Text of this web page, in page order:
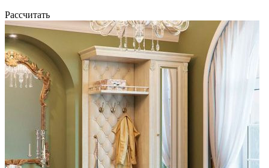
Рассчитать